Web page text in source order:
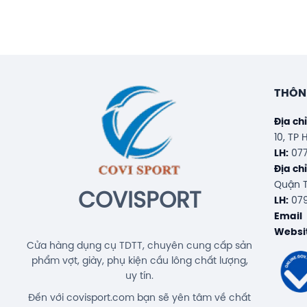
kế sáng tạo, công nghệ này đã tạo ra một trục vợt
3.
-
-
-
- Vật liệu khung: High Resilience Modulus
- Vật liệu trục: High Resilience
-
-
COVISPORT
Cửa hàng dụng cụ TDTT, chuyên cung cấp sản
phẩm vợt, giày, phụ kiện cầu lông chất lượng,
uy tín.
Đến với covisport.com bạn sẽ yên tâm về chất
Địa
10, TP
LH:
Địa
Quận
LH: